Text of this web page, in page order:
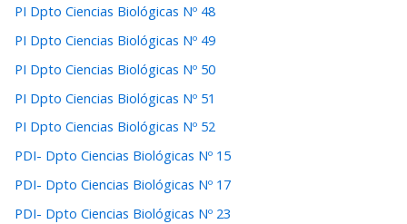
PI Dpto Ciencias Biológicas Nº 48
PI Dpto Ciencias Biológicas Nº 49
PI Dpto Ciencias Biológicas Nº 50
PI Dpto Ciencias Biológicas Nº 51
PI Dpto Ciencias Biológicas Nº 52
PDI- Dpto Ciencias Biológicas Nº 15
PDI- Dpto Ciencias Biológicas Nº 17
PDI- Dpto Ciencias Biológicas Nº 23